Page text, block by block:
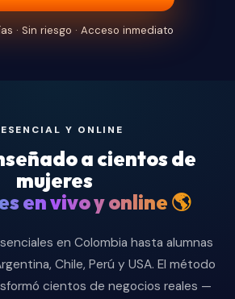
· Sin riesgo · Acceso inmediato
Y ONLINE
a cientos de
mujeres
en vivo y online 🌎
en Colombia hasta alumnas
Chile, Perú y USA. El método
cientos de negocios reales —